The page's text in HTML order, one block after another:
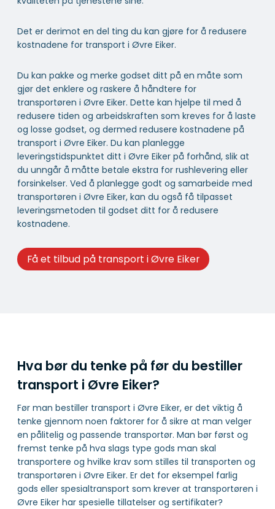
Det er derimot en del ting du kan gjøre for å redusere
kostnadene for transport i Øvre Eiker.
Du kan pakke og merke godset ditt på en måte som
gjør det enklere og raskere å håndtere for
transportøren i Øvre Eiker. Dette kan hjelpe til med å
redusere tiden og arbeidskraften som kreves for å laste
og losse godset, og dermed redusere kostnadene på
transport i Øvre Eiker. Du kan planlegge
leveringstidspunktet ditt i Øvre Eiker på forhånd, slik at
du unngår å måtte betale ekstra for rushlevering eller
forsinkelser. Ved å planlegge godt og samarbeide med
transportøren i Øvre Eiker, kan du også få tilpasset
leveringsmetoden til godset ditt for å redusere
kostnadene.
Få et tilbud på transport i Øvre Eiker
Hva bør du tenke på før du bestiller
transport i Øvre Eiker?
Før man bestiller transport i Øvre Eiker, er det viktig å
tenke gjennom noen faktorer for å sikre at man velger
en pålitelig og passende transportør. Man bør først og
fremst tenke på hva slags type gods man skal
transportere og hvilke krav som stilles til transporten og
transportøren i Øvre Eiker. Er det for eksempel farlig
gods eller spesialtransport som krever at transportøren i
Øvre Eiker har spesielle tillatelser og sertifikater?